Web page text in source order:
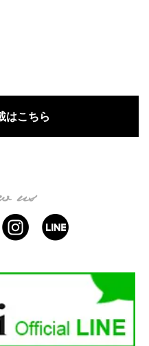
はこちら